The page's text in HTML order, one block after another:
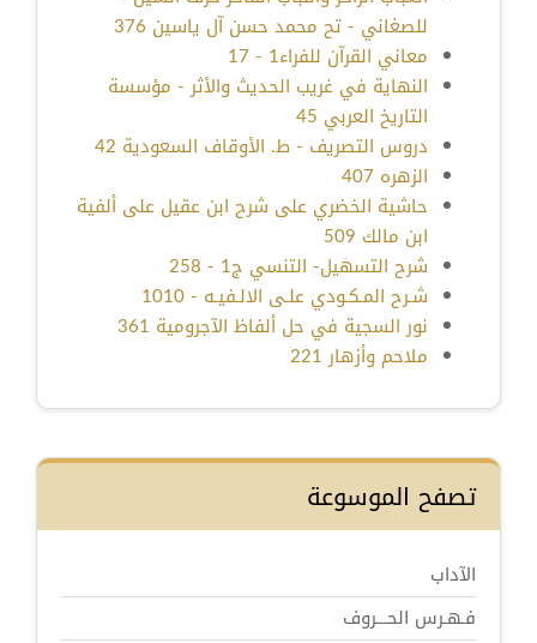
للصغاني - تح محمد حسن آل ياسين 376
معاني القرآن للفراء1 - 17
النهاية في غريب الحديث والأثر - مؤسسة
التاريخ العربي 45
دروس التصريف - ط. الأوقاف السعودية 42
الزهره 407
حاشية الخضري على شرح ابن عقيل على ألفية
ابن مالك 509
شرح التسهيل- التنسي ج1 - 258
شـرح المـكـودي علـى الالـفيـه - 1010
نور السجية في حل ألفاظ الآجرومية 361
ملاحم وأزهار 221
تصفح الموسوعة
الآداب
فـهـرس الحـــروف